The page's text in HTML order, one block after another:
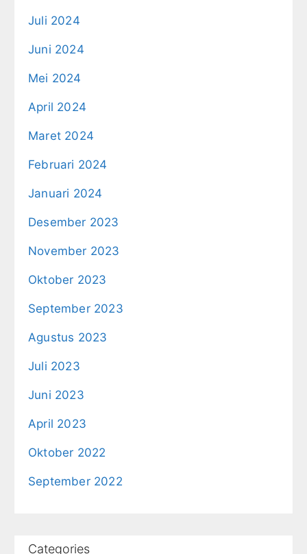
Juli 2024
Juni 2024
Mei 2024
April 2024
Maret 2024
Februari 2024
Januari 2024
Desember 2023
November 2023
Oktober 2023
September 2023
Agustus 2023
Juli 2023
Juni 2023
April 2023
Oktober 2022
September 2022
Categories